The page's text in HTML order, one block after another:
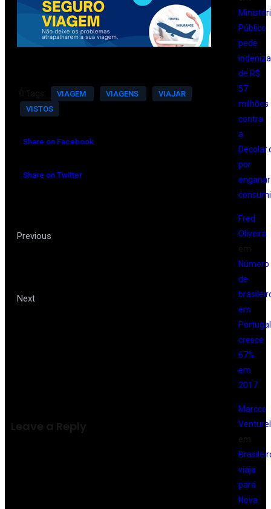
🔖Tags: VIAGEM VIAGENS
VIAJAR
VISTOS
Share on Facebook
Share on Twitter
Previous
Next
Leave a Reply
Público
pede
de R$
57
milhões
contra
a
por
enganar
Fred
Oliveira
em
Número
de
em
Portugal
cresce
67%
em
2017
Marcco
em
viaja
para
Nova